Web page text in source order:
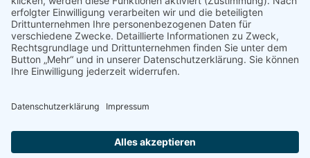
Otternet
natur & land
Presse
ÜBER UNS
Regionalgruppen
Statuten